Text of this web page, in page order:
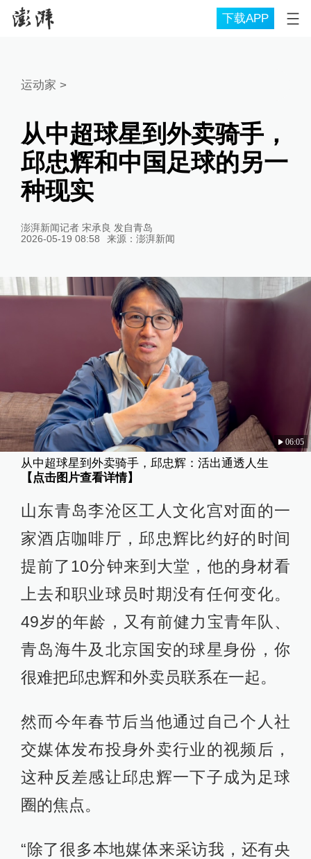
下载APP
运动家 >
从中超球星到外卖骑手，
邱忠辉和中国足球的另一
种现实
澎湃新闻记者 宋承良 发自青岛
2026-05-19 08:58
来源： 澎湃新闻
06:05
从中超球星到外卖骑手，邱忠辉：活出通透人生
【点击图片查看详情】
山东青岛李沧区工人文化宫对面的一
家酒店咖啡厅，邱忠辉比约好的时间
提前了10分钟来到大堂，他的身材看
上去和职业球员时期没有任何变化。
49岁的年龄，又有前健力宝青年队、
青岛海牛及北京国安的球星身份，你
很难把邱忠辉和外卖员联系在一起。
然而今年春节后当他通过自己个人社
交媒体发布投身外卖行业的视频后，
这种反差感让邱忠辉一下子成为足球
圈的焦点。
“除了很多本地媒体来采访我，还有央